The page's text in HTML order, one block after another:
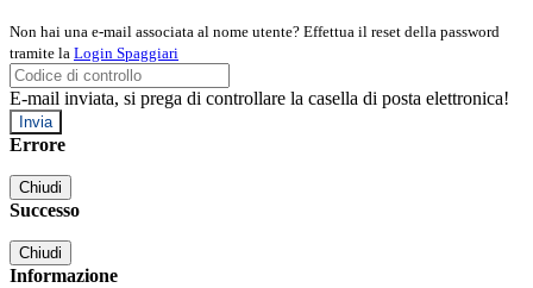
Non hai una e-mail associata al nome utente? Effettua il reset della password
tramite la Login Spaggiari
E-mail inviata, si prega di controllare la casella di posta elettronica!
Errore
Chiudi
Successo
Chiudi
Informazione